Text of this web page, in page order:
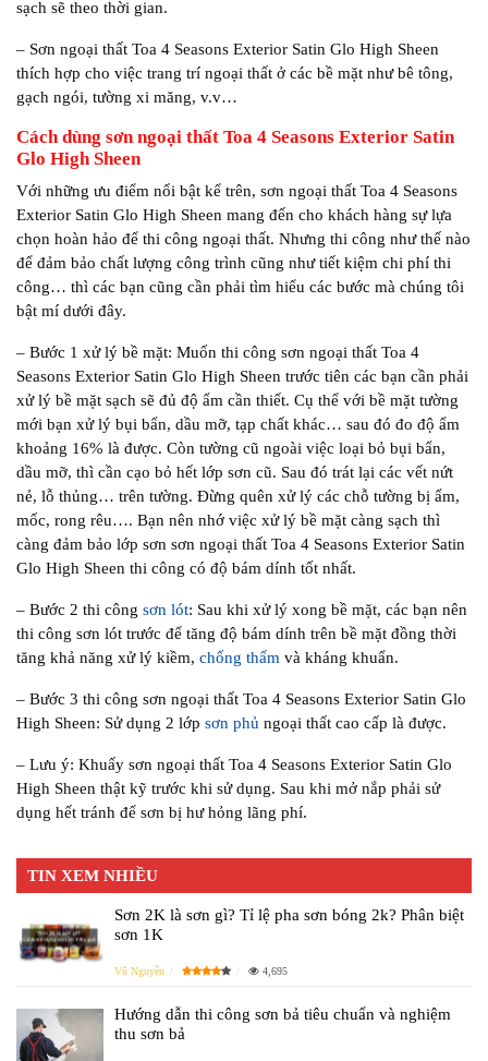
sạch sẽ theo thời gian.
– Sơn ngoại thất Toa 4 Seasons Exterior Satin Glo High Sheen
thích hợp cho việc trang trí ngoại thất ở các bề mặt như bê tông,
gạch ngói, tường xi măng, v.v…
Cách dùng sơn ngoại thất Toa 4 Seasons Exterior Satin
Glo High Sheen
Với những ưu điểm nổi bật kể trên, sơn ngoại thất Toa 4 Seasons
Exterior Satin Glo High Sheen mang đến cho khách hàng sự lựa
chọn hoàn hảo để thi công ngoại thất. Nhưng thi công như thế nào
để đảm bảo chất lượng công trình cũng như tiết kiệm chi phí thi
công… thì các bạn cũng cần phải tìm hiểu các bước mà chúng tôi
bật mí dưới đây.
– Bước 1 xử lý bề mặt: Muốn thi công sơn ngoại thất Toa 4
Seasons Exterior Satin Glo High Sheen trước tiên các bạn cần phải
xử lý bề mặt sạch sẽ đủ độ ẩm cần thiết. Cụ thể với bề mặt tường
mới bạn xử lý bụi bẩn, dầu mỡ, tạp chất khác… sau đó đo độ ẩm
khoảng 16% là được. Còn tường cũ ngoài việc loại bỏ bụi bẩn,
dầu mỡ, thì cần cạo bỏ hết lớp sơn cũ. Sau đó trát lại các vết nứt
nẻ, lỗ thủng… trên tường. Đừng quên xử lý các chỗ tường bị ẩm,
mốc, rong rêu…. Bạn nên nhớ việc xử lý bề mặt càng sạch thì
càng đảm bảo lớp sơn sơn ngoại thất Toa 4 Seasons Exterior Satin
Glo High Sheen thi công có độ bám dính tốt nhất.
– Bước 2 thi công sơn lót: Sau khi xử lý xong bề mặt, các bạn nên
thi công sơn lót trước để tăng độ bám dính trên bề mặt đồng thời
tăng khả năng xử lý kiềm, chống thấm và kháng khuẩn.
– Bước 3 thi công sơn ngoại thất Toa 4 Seasons Exterior Satin Glo
High Sheen: Sử dụng 2 lớp sơn phủ ngoại thất cao cấp là được.
– Lưu ý: Khuấy sơn ngoại thất Toa 4 Seasons Exterior Satin Glo
High Sheen thật kỹ trước khi sử dụng. Sau khi mở nắp phải sử
dụng hết tránh để sơn bị hư hỏng lãng phí.
TIN XEM NHIỀU
Sơn 2K là sơn gì? Tỉ lệ pha sơn bóng 2k? Phân biệt
sơn 1K
Vũ Nguyễn 4,695
Hướng dẫn thi công sơn bả tiêu chuẩn và nghiệm
thu sơn bả